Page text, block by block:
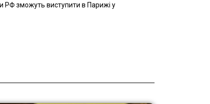
РФ зможуть виступити в Парижі у